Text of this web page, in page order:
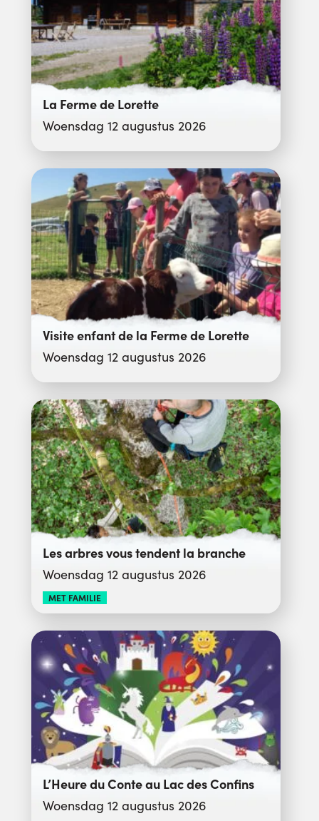
La Ferme de Lorette
Woensdag 12 augustus 2026
Visite enfant de la Ferme de Lorette
Woensdag 12 augustus 2026
Les arbres vous tendent la branche
Woensdag 12 augustus 2026
MET FAMILIE
L’Heure du Conte au Lac des Confins
Woensdag 12 augustus 2026